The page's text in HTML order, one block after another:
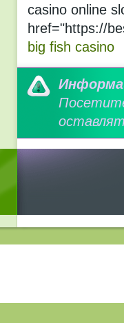
casino online
href="https://
big fish casino